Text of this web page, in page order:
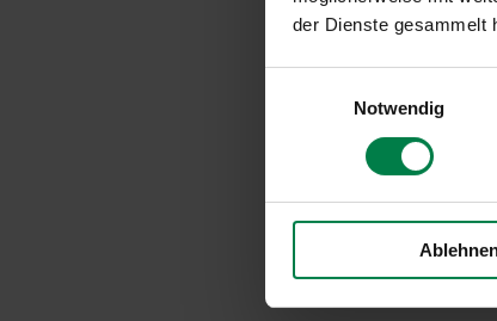
der Dienste gesammelt
Notwendig
Tage“